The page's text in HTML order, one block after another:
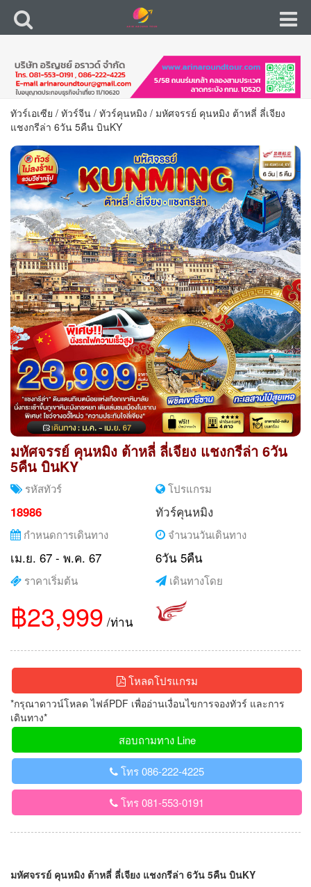
ทัวร์เอเซีย / ทัวร์จีน / ทัวร์คุนหมิง / มหัศจรรย์ คุนหมิง ต้าหลี่ ลี่เจียง
แชงกรีล่า 6วัน 5คืน บินKY
มหัศจรรย์ คุนหมิง ต้าหลี่ ลี่เจียง แชงกรีล่า 6วัน
5คืน บินKY
รหัสทัวร์
18986
โปรแกรม
ทัวร์คุนหมิง
กำหนดการเดินทาง
เม.ย. 67 - พ.ค. 67
จำนวนวันเดินทาง
6วัน 5คืน
ราคาเริ่มต้น
฿23,999 /ท่าน
เดินทางโดย
โหลดโปรแกรม
*กรุณาดาวน์โหลด ไฟล์PDF เพื่ออ่านเงื่อนไขการจองทัวร์ และการ
เดินทาง*
สอบถามทาง Line
โทร 086-222-4225
โทร 081-553-0191
มหัศจรรย์ คุนหมิง ต้าหลี่ ลี่เจียง แชงกรีล่า 6วัน 5คืน บินKY